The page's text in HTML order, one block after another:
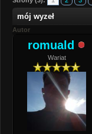
mój wyzeł
Autor
romuald
Wariat